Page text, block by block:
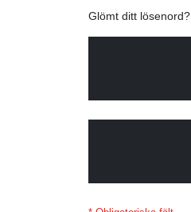
Glömt ditt lösenord?